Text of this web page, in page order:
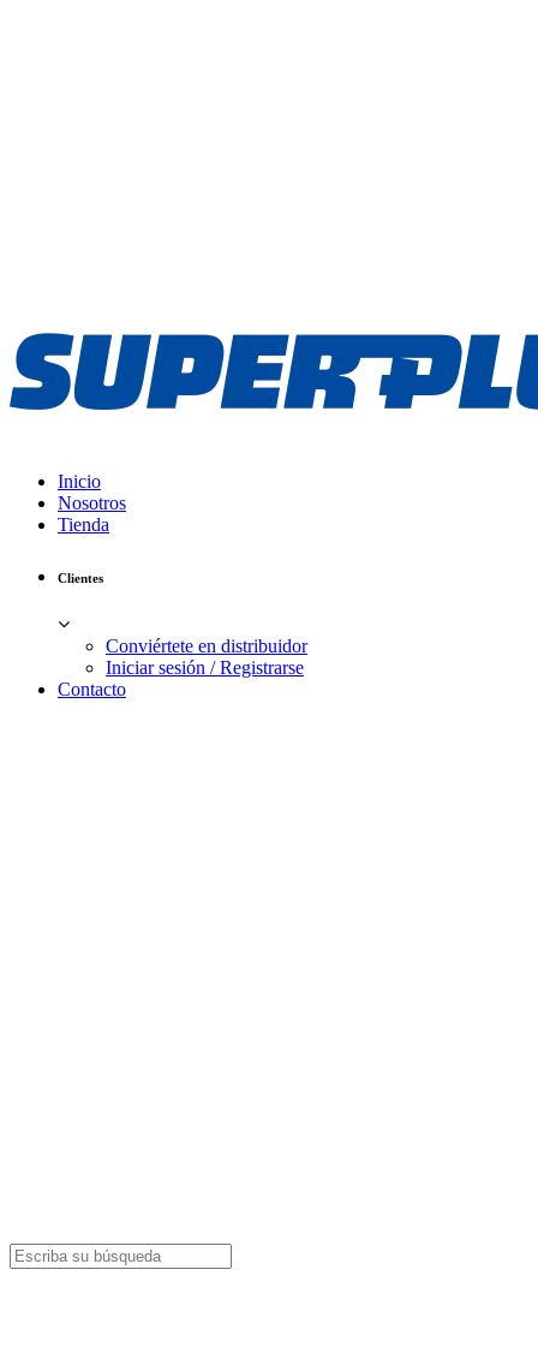
Inicio
Nosotros
Tienda
Clientes
Conviértete en distribuidor
Iniciar sesión / Registrarse
Contacto